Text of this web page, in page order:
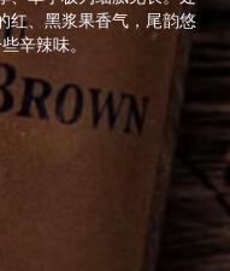
红、黑浆果香气，尾韵悠
辛辣味。